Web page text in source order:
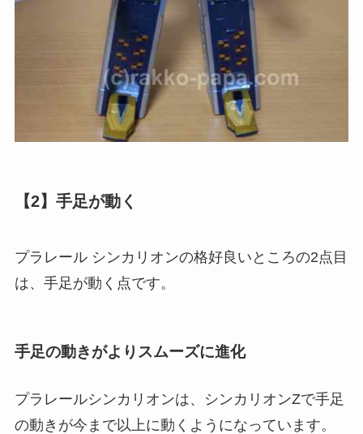
【2】手足が動く
プラレール シンカリオンの格好良いところの2点目
は、手足が動く点です。
手足の動きがよりスムーズに進化
プラレールシンカリオンは、シンカリオンZで手足
の動きが今まで以上に動くようになっています。